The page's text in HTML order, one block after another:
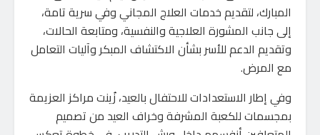
المبارك، لتقديم خدمات العلاج المجاني وفي سرية تامة،
إلى جانب المشورة العلاجية والنفسية، ومتابعة الحالات،
وتقديم الدعم للأسر بشأن الاكتشاف المبكر وآليات التعامل
مع المرض.
وفي إطار الاستعدادات للاحتفال بالعيد، زُينت مراكز العزيمة
بمجسمات للكعبة المشرفة وخراف العيد من تصميم